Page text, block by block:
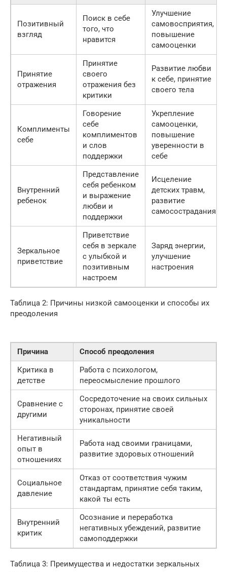
Позитивный
взгляд
Поиск в себе
того, что
нравится
Улучшение
самовосприятия,
повышение
самооценки
Принятие
отражения
Принятие
своего
отражения без
критики
Развитие любви
к себе, принятие
своего тела
Комплименты
себе
Говорение
себе
комплиментов
и слов
поддержки
Укрепление
самооценки,
повышение
уверенности в
себе
Внутренний
ребенок
Представление
себя ребенком
и выражение
любви и
поддержки
Исцеление
детских травм,
развитие
самосострадания
Зеркальное
приветствие
Приветствие
себя в зеркале
с улыбкой и
позитивным
настроем
Заряд энергии,
улучшение
настроения
Таблица 2: Причины низкой самооценки и способы их
преодоления
Причина
Способ преодоления
Критика в
детстве
Работа с психологом,
переосмысление прошлого
Сравнение с
другими
Сосредоточение на своих сильных
сторонах, принятие своей
уникальности
Негативный
опыт в
отношениях
Работа над своими границами,
развитие здоровых отношений
Социальное
давление
Отказ от соответствия чужим
стандартам, принятие себя таким,
какой ты есть
Внутренний
критик
Осознание и переработка
негативных убеждений, развитие
самоподдержки
Таблица 3: Преимущества и недостатки зеркальных